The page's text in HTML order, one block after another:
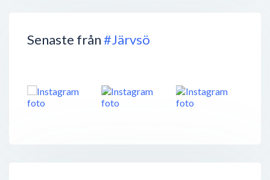
Senaste från#Järvsö